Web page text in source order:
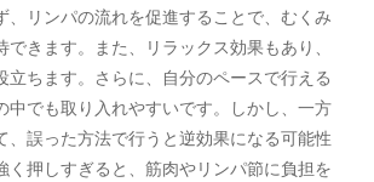
、リンパの流れを促進することで、むくみ
きます。また、リラックス効果もあり、
立ちます。さらに、自分のペースで行える
中でも取り入れやすいです。しかし、一方
、誤った方法で行うと逆効果になる可能性
く押しすぎると、筋肉やリンパ節に負担を